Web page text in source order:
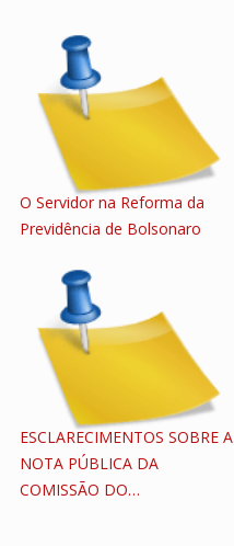
O Servidor na Reforma da
Previdência de Bolsonaro
ESCLARECIMENTOS SOBRE A
NOTA PÚBLICA DA
COMISSÃO DO…